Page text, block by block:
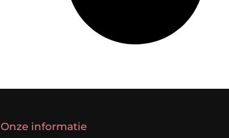
Onze informatie